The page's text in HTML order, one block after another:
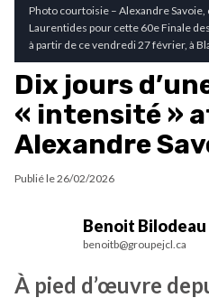
Photo courtoisie – Alexandre
Laurentides pour cette 60e Finale
à partir de ce vendredi 27 février, à
Dix jours
« intensité »
Alexandre
Publié le26/02/2026
Benoit Bilodeau
benoitb@groupejcl.ca
À pied d’œuvre